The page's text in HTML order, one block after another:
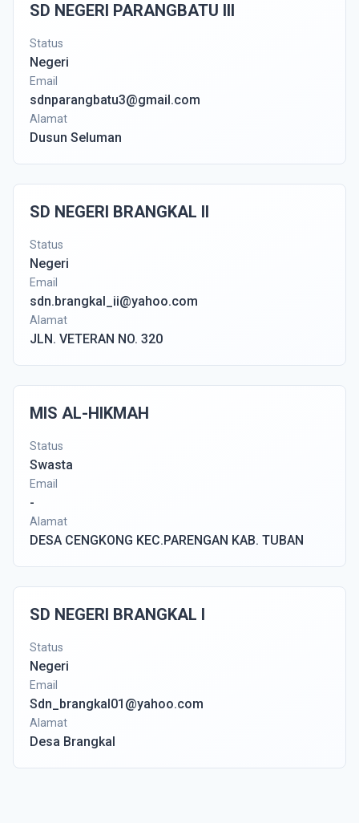
SD NEGERI PARANGBATU III
Status
Negeri
Email
sdnparangbatu3@gmail.com
Alamat
Dusun Seluman
SD NEGERI BRANGKAL II
Status
Negeri
Email
sdn.brangkal_ii@yahoo.com
Alamat
JLN. VETERAN NO. 320
MIS AL-HIKMAH
Status
Swasta
Email
-
Alamat
DESA CENGKONG KEC.PARENGAN KAB. TUBAN
SD NEGERI BRANGKAL I
Status
Negeri
Email
Sdn_brangkal01@yahoo.com
Alamat
Desa Brangkal